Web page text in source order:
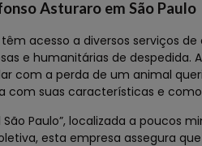
Asturaro em São Paulo
têm acesso a diversos serviços
e humanitárias de despedida.
com a perda de um animal
com suas características e
Paulo”, localizada a poucos
esta empresa assegura